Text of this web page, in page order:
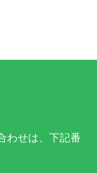
わせは、下記番